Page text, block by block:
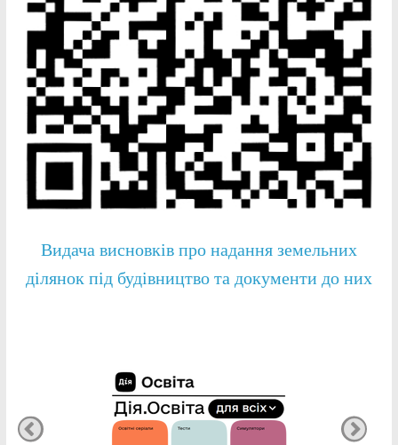
Видача висновків про надання земельних
ділянок під будівництво та документи до них